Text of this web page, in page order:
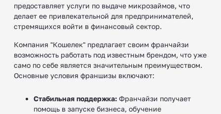
предоставляет услуги по выдаче микрозаймов, что
делает ее привлекательной для предпринимателей,
стремящихся войти в финансовый сектор.
Компания "Кошелек" предлагает своим франчайзи
возможность работать под известным брендом, что уже
само по себе является значительным преимуществом.
Основные условия франшизы включают:
Стабильная поддержка: Франчайзи получает
помощь в запуске бизнеса, обучение